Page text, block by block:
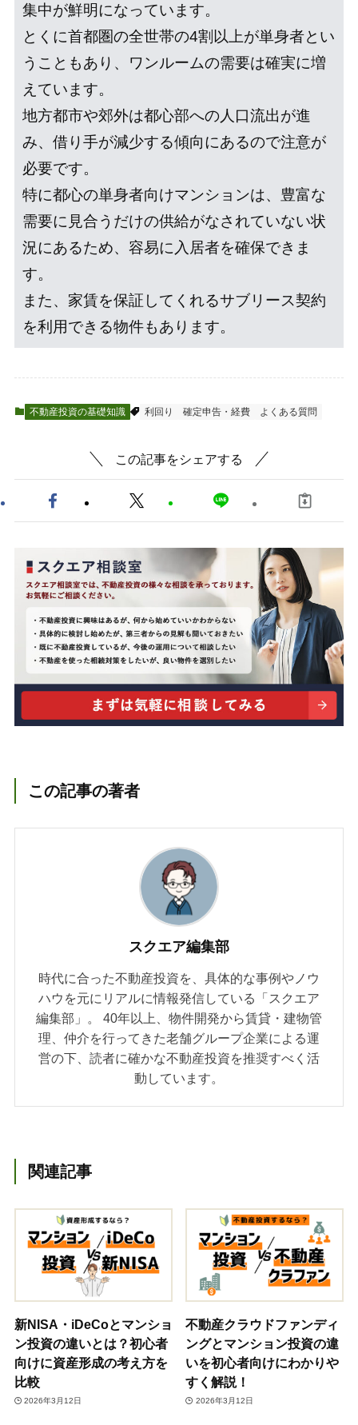
集中が鮮明になっています。
とくに首都圏の全世帯の4割以上が単身者とい
うこともあり、ワンルームの需要は確実に増
えています。
地方都市や郊外は都心部への人口流出が進
み、借り手が減少する傾向にあるので注意が
必要です。
特に都心の単身者向けマンションは、豊富な
需要に見合うだけの供給がなされていない状
況にあるため、容易に入居者を確保できま
す。
また、家賃を保証してくれるサブリース契約
を利用できる物件もあります。
不動産投資の基礎知識 利回り 確定申告・経費 よくある質問
この記事をシェアする
この記事の著者
スクエア編集部
時代に合った不動産投資を、具体的な事例やノウ
ハウを元にリアルに情報発信している「スクエア
編集部」。 40年以上、物件開発から賃貸・建物管
理、仲介を行ってきた老舗グループ企業による運
営の下、読者に確かな不動産投資を推奨すべく活
動しています。
関連記事
新NISA・iDeCoとマンショ
ン投資の違いとは？初心者
向けに資産形成の考え方を
比較
2026年3月12日
不動産クラウドファンディ
ングとマンション投資の違
いを初心者向けにわかりや
すく解説！
2026年3月12日